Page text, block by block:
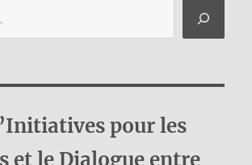
pour les
et le Dialogue entre